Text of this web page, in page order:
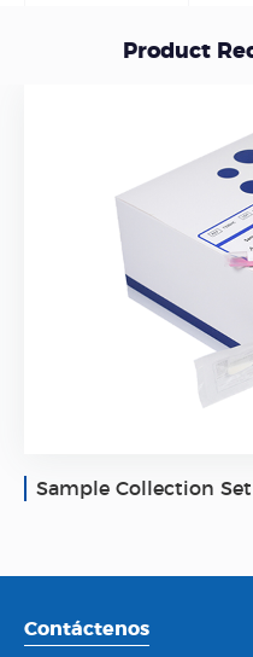
Product
Sample Collection
Contáctenos